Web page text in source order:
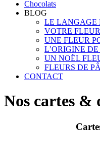
Chocolats
BLOG
LE LANGAGE
VOTRE
UNE FLEUR
L’ORIGINE
UN NOËL
FLEURS DE
CONTACT
Nos cartes &